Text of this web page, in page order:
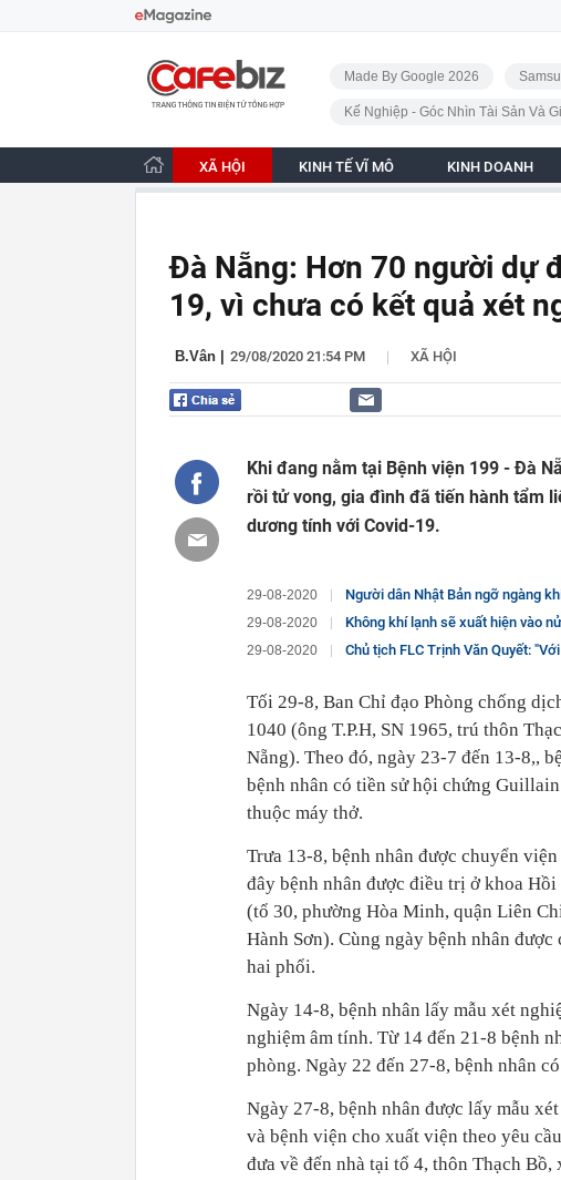
CafeBiz - Trang chủ
Made By Google 2026
Kế Nghiệp - Góc Nhìn Tài Sản Và
XÃ HỘI KINH TẾ VĨ MÔ KINH DOANH
Đà Nẵng: Hơn 70 người dự
19, vì chưa có kết quả xét
B.Vân 29/08/2020 21:54 PM | XÃ HỘI
Khi đang nằm tại Bệnh viện 199 - Đà
rồi tử vong, gia đình đã tiến hành tẩm
dương tính với Covid-19.
29-08-2020 Người dân Nhật Bản ngỡ ngàng
29-08-2020 Không khí lạnh sẽ xuất hiện vào
29-08-2020 Chủ tịch FLC Trịnh Văn Quyết: "Với
Tối 29-8, Ban Chỉ đạo Phòng chống
1040 (ông T.P.H, SN 1965, trú thôn
Nẵng). Theo đó, ngày 23-7 đến 13-8,,
bệnh nhân có tiền sử hội chứng
thuộc máy thở.
Trưa 13-8, bệnh nhân được chuyển
đây bệnh nhân được điều trị ở khoa
(tổ 30, phường Hòa Minh, quận Liên
Hành Sơn). Cùng ngày bệnh nhân
hai phổi.
Ngày 14-8, bệnh nhân lấy mẫu xét
nghiệm âm tính. Từ 14 đến 21-8 bệnh
phòng. Ngày 22 đến 27-8, bệnh nhân
Ngày 27-8, bệnh nhân được lấy mẫu
và bệnh viện cho xuất viện theo yêu
đưa về đến nhà tại tổ 4, thôn Thạch